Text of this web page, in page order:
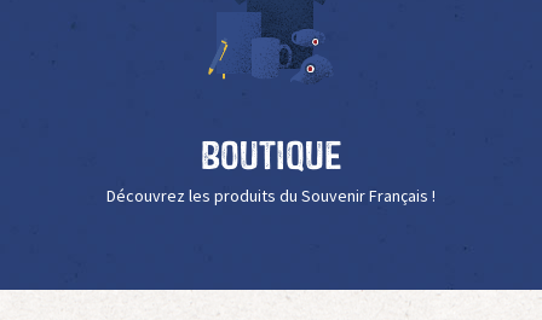
Boutique
Découvrez les produits du Souvenir Français !